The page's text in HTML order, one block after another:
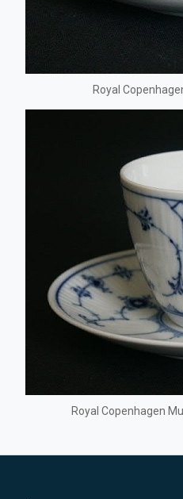
Royal
Royal Copenhagen